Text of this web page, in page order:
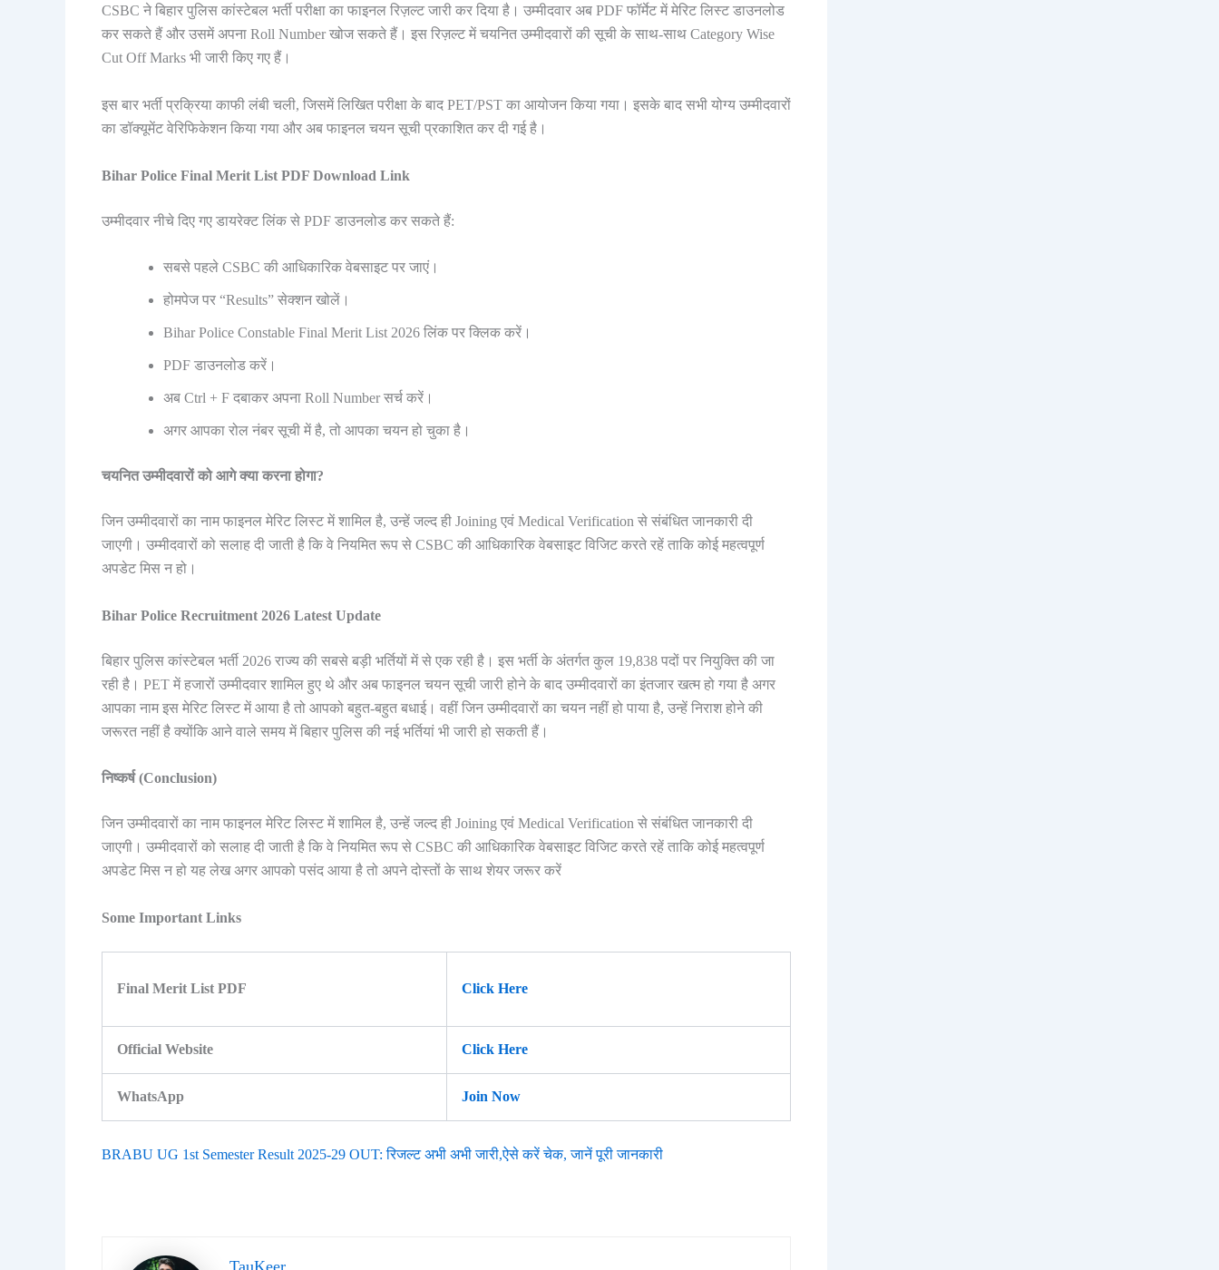
CSBC ने बिहार पुलिस कांस्टेबल भर्ती परीक्षा का फाइनल रिज़ल्ट जारी कर दिया है। उम्मीदवार अब PDF फॉर्मेट में मेरिट लिस्ट डाउनलोड
कर सकते हैं और उसमें अपना Roll Number खोज सकते हैं। इस रिज़ल्ट में चयनित उम्मीदवारों की सूची के साथ-साथ Category Wise
Cut Off Marks भी जारी किए गए हैं।
इस बार भर्ती प्रक्रिया काफी लंबी चली, जिसमें लिखित परीक्षा के बाद PET/PST का आयोजन किया गया। इसके बाद सभी योग्य उम्मीदवारों
का डॉक्यूमेंट वेरिफिकेशन किया गया और अब फाइनल चयन सूची प्रकाशित कर दी गई है।
Bihar Police Final Merit List PDF Download Link
उम्मीदवार नीचे दिए गए डायरेक्ट लिंक से PDF डाउनलोड कर सकते हैं:
सबसे पहले CSBC की आधिकारिक वेबसाइट पर जाएं।
होमपेज पर “Results” सेक्शन खोलें।
Bihar Police Constable Final Merit List 2026 लिंक पर क्लिक करें।
PDF डाउनलोड करें।
अब Ctrl + F दबाकर अपना Roll Number सर्च करें।
अगर आपका रोल नंबर सूची में है, तो आपका चयन हो चुका है।
चयनित उम्मीदवारों को आगे क्या करना होगा?
जिन उम्मीदवारों का नाम फाइनल मेरिट लिस्ट में शामिल है, उन्हें जल्द ही Joining एवं Medical Verification से संबंधित जानकारी दी
जाएगी। उम्मीदवारों को सलाह दी जाती है कि वे नियमित रूप से CSBC की आधिकारिक वेबसाइट विजिट करते रहें ताकि कोई महत्वपूर्ण
अपडेट मिस न हो।
Bihar Police Recruitment 2026 Latest Update
बिहार पुलिस कांस्टेबल भर्ती 2026 राज्य की सबसे बड़ी भर्तियों में से एक रही है। इस भर्ती के अंतर्गत कुल 19,838 पदों पर नियुक्ति की जा
रही है। PET में हजारों उम्मीदवार शामिल हुए थे और अब फाइनल चयन सूची जारी होने के बाद उम्मीदवारों का इंतजार खत्म हो गया है अगर
आपका नाम इस मेरिट लिस्ट में आया है तो आपको बहुत-बहुत बधाई। वहीं जिन उम्मीदवारों का चयन नहीं हो पाया है, उन्हें निराश होने की
जरूरत नहीं है क्योंकि आने वाले समय में बिहार पुलिस की नई भर्तियां भी जारी हो सकती हैं।
निष्कर्ष (Conclusion)
जिन उम्मीदवारों का नाम फाइनल मेरिट लिस्ट में शामिल है, उन्हें जल्द ही Joining एवं Medical Verification से संबंधित जानकारी दी
जाएगी। उम्मीदवारों को सलाह दी जाती है कि वे नियमित रूप से CSBC की आधिकारिक वेबसाइट विजिट करते रहें ताकि कोई महत्वपूर्ण
अपडेट मिस न हो यह लेख अगर आपको पसंद आया है तो अपने दोस्तों के साथ शेयर जरूर करें
Some Important Links
Final Merit List PDF Click Here
Official Website Click Here
WhatsApp Join Now
BRABU UG 1st Semester Result 2025-29 OUT: रिजल्ट अभी अभी जारी,ऐसे करें चेक, जानें पूरी जानकारी